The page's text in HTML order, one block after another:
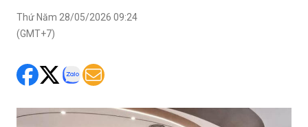
Thứ Năm 28/05/2026 09:24
(GMT+7)